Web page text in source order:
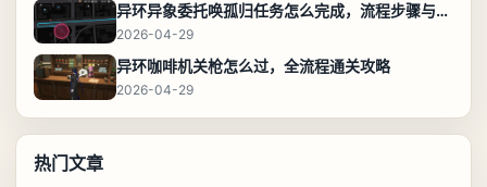
异环异象委托唤孤归任务怎么完成，流程步骤与位置攻略
2026-04-29
异环咖啡机关枪怎么过，全流程通关攻略
2026-04-29
热门文章